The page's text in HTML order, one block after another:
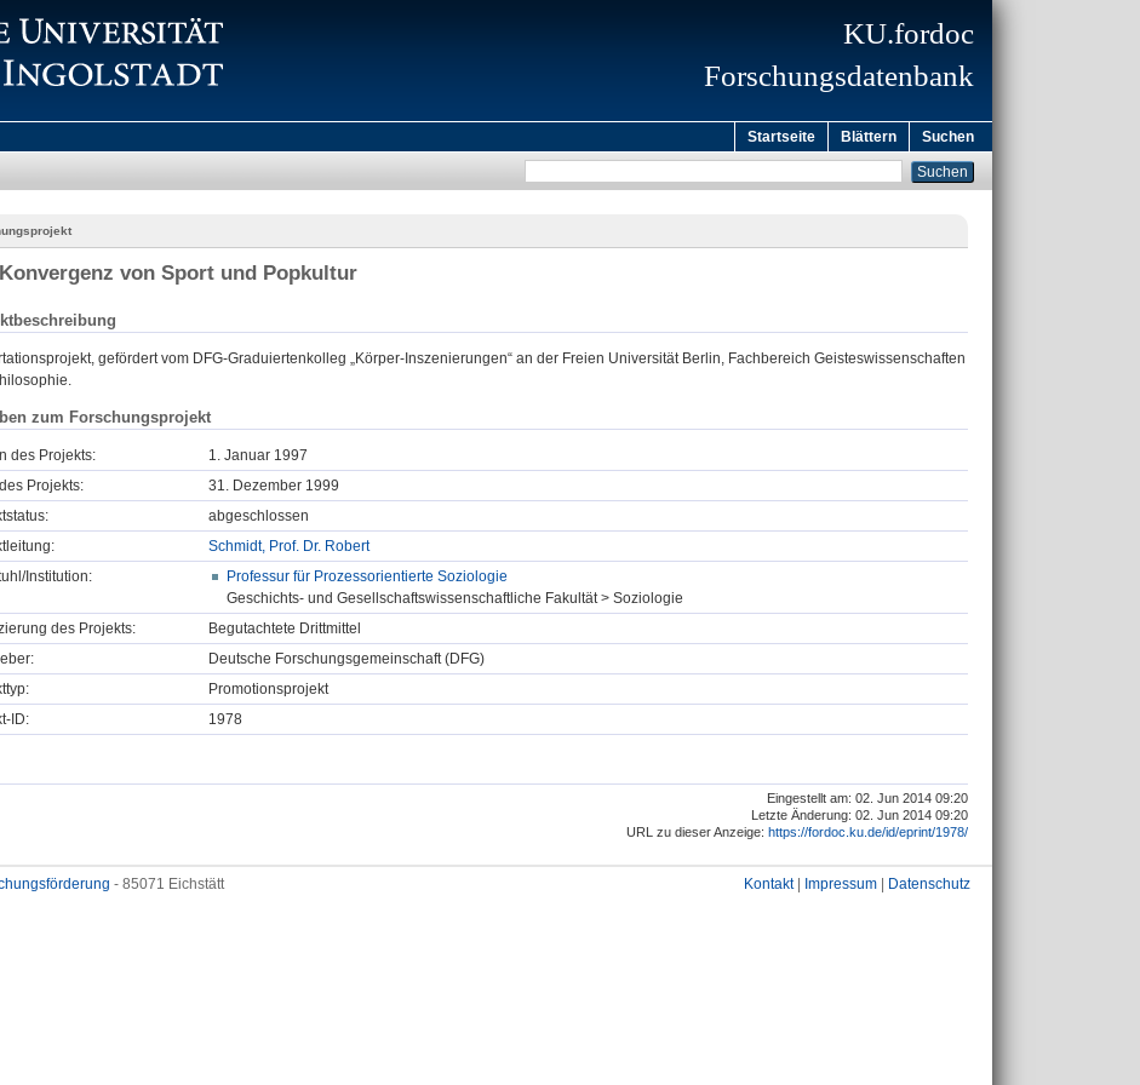
KU.fordoc
Forschungsdatenbank
Startseite Blättern Suchen
von Sport und Popkultur
gefördert vom DFG-Graduiertenkolleg „Körper-Inszenierungen“ an der Freien Universität Berlin, Fachbereich Geisteswissenschaften
zum Forschungsprojekt
des Projekts:
1. Januar 1997
Projekts:
31. Dezember 1999
abgeschlossen
Schmidt, Prof. Dr. Robert
Institution:
Professur für Prozessorientierte Soziologie
Geschichts- und Gesellschaftswissenschaftliche Fakultät > Soziologie
des Projekts:
Begutachtete Drittmittel
Deutsche Forschungsgemeinschaft (DFG)
Promotionsprojekt
ID:
1978
Eingestellt am: 02. Jun 2014 09:20
Letzte Änderung: 02. Jun 2014 09:20
URL zu dieser Anzeige: https://fordoc.ku.de/id/eprint/1978/
- 85071 Eichstätt Kontakt| Impressum Datenschutz